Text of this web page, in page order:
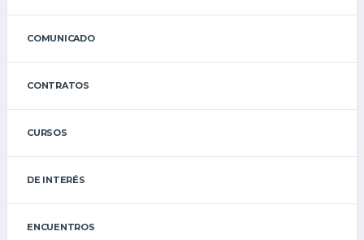
COMUNICADO
CONTRATOS
CURSOS
DE INTERÉS
ENCUENTROS